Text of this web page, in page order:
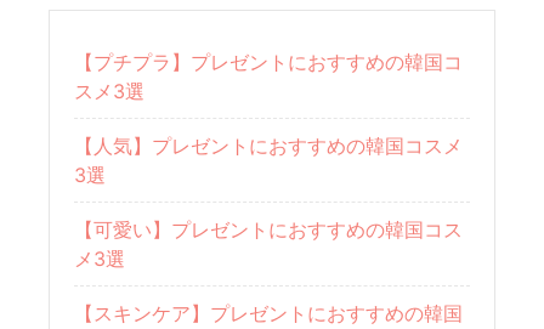
【プチプラ】プレゼントにおすすめの韓国コ
スメ3選
【人気】プレゼントにおすすめの韓国コスメ
3選
【可愛い】プレゼントにおすすめの韓国コス
メ3選
【スキンケア】プレゼントにおすすめの韓国